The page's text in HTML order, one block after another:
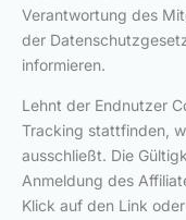
Verantwortung des
der
informieren.
Lehnt der Endnutzer
Tracking stattfinden,
ausschließt. Die
Anmeldung des
Klick auf den Link